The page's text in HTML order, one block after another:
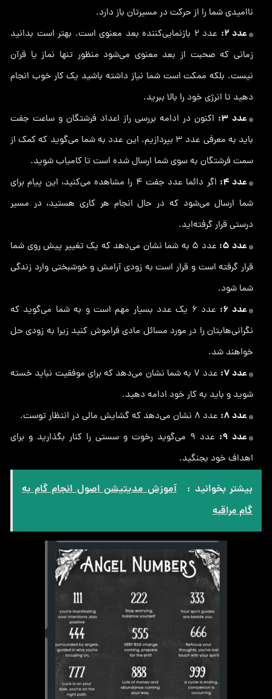
ناامیدی شما را از حرکت در مسیرتان باز دارد.
عدد ۲:
عدد 2 بازنمایی‌کننده بعد معنوی است. بهتر است بدانید
زمانی که صحبت از بعد معنوی می‌شود منظور تنها نماز یا قرآن
نیست. بلکه ممکت است شما نیاز داشته باشید یک کار خوب انجام
دهید تا انرژی خود را بالا ببرید.
عدد ۳:
اکنون در ادامه بررسی راز اعداد فرشتگان و ساعت جفت
باید به معرفی عدد 3 بپردازیم. این عدد به شما می‌گوید که کمک از
سمت فرشتگان به سوی شما ارسال شده است تا کامیاب شوید.
عدد ۴:
اگر دائما عدد جفت 4 را مشاهده می‌کنید، این پیام برای
شما ارسال می‌شود که در حال انجام هر کاری هستید، در مسیر
درستی قرار گرفته‌اید.
عدد ۵:
عدد 5 به شما نشان می‌دهد که یک تغییر پیش روی شما
قرار گرفته است و قرار است به زودی آرامش و خوشبختی وارد زندگی
شما شود.
عدد ۶:
عدد 6 یک عدد بسیار مهم است و به شما می‌گوید که
نگرانی‌هایتان را در مورد مسائل مادی فراموش کنید زیرا به زودی حل
خواهند شد.
عدد ۷:
عدد 7 به شما نشان می‌دهد که برای موفقیت نباید خسته
شوید و باید به کار خود ادامه دهید.
عدد ۸: عدد 8 نشان می‌دهد که گشایش مالی در انتظار توست.
عدد ۹:
عدد 9 می‌گوید رخوت و سستی را کنار بگذارید و برای
اهداف خود بجنگید.
بیشتر بخوانید :
آموزش مدیتیشن اصول انجام گام به
گام مراقبه